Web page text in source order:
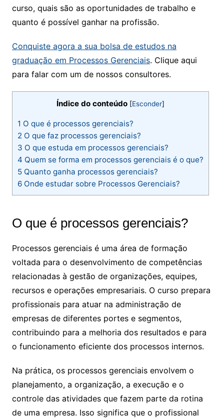
curso, quais são as oportunidades de trabalho e
quanto é possível ganhar na profissão.
Conquiste agora a sua bolsa de estudos na
graduação em Processos Gerenciais. Clique aqui
para falar com um de nossos consultores.
Índice do conteúdo [Esconder]
1 O que é processos gerenciais​?
2 O que faz processos gerenciais?
3 O que estuda em processos gerenciais?
4 Quem se forma em processos gerenciais é o que​?
5Quanto ganha processos gerenciais​?
6Onde estudar sobre Processos Gerenciais?
O que é processos gerenciais​?
Processos gerenciais é uma área de formação
voltada para o desenvolvimento de competências
relacionadas à gestão de organizações, equipes,
recursos e operações empresariais. O curso prepara
profissionais para atuar na administração de
empresas de diferentes portes e segmentos,
contribuindo para a melhoria dos resultados e para
o funcionamento eficiente dos processos internos.
Na prática, os processos gerenciais envolvem o
planejamento, a organização, a execução e o
controle das atividades que fazem parte da rotina
de uma empresa. Isso significa que o profissional